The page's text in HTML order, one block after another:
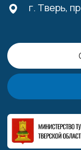
г. Тверь,